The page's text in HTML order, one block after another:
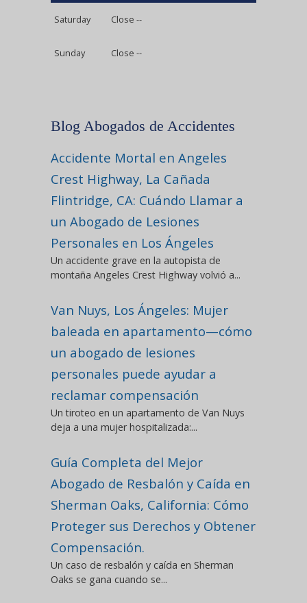
Saturday Close --
Sunday Close --
Blog Abogados de Accidentes
Accidente Mortal en Angeles
Crest Highway, La Cañada
Flintridge, CA: Cuándo Llamar a
un Abogado de Lesiones
Personales en Los Ángeles
Un accidente grave en la autopista de
montaña Angeles Crest Highway volvió a...
Van Nuys, Los Ángeles: Mujer
baleada en apartamento—cómo
un abogado de lesiones
personales puede ayudar a
reclamar compensación
Un tiroteo en un apartamento de Van Nuys
deja a una mujer hospitalizada:...
Guía Completa del Mejor
Abogado de Resbalón y Caída en
Sherman Oaks, California: Cómo
Proteger sus Derechos y Obtener
Compensación.
Un caso de resbalón y caída en Sherman
Oaks se gana cuando se...